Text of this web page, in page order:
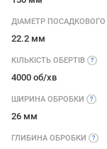
ДІАМЕТР ПОСАДКОВОГО
22.2 мм
КІЛЬКІСТЬ ОБЕРТІВ
4000 об/хв
ШИРИНА ОБРОБКИ
26 мм
ГЛИБИНА ОБРОБКИ